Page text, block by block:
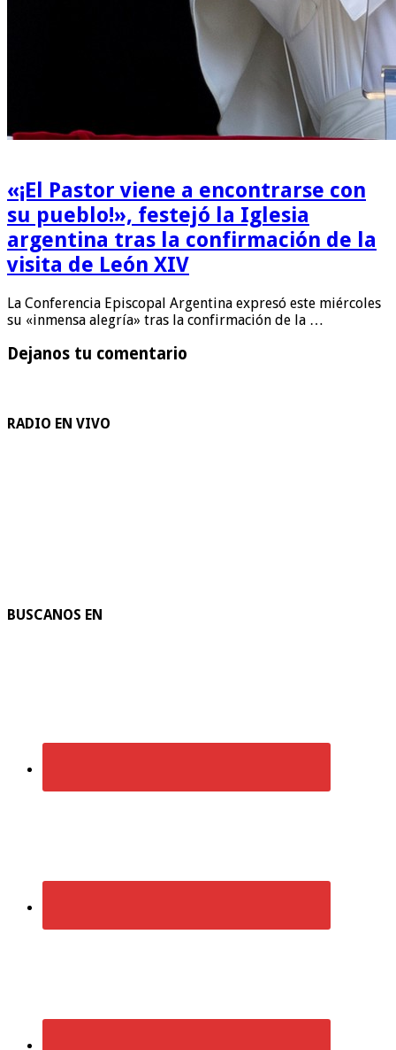
«¡El Pastor viene a encontrarse con
su pueblo!», festejó la Iglesia
argentina tras la confirmación de la
visita de León XIV
La Conferencia Episcopal Argentina expresó este miércoles
su «inmensa alegría» tras la confirmación de la …
Dejanos tu comentario
RADIO EN VIVO
BUSCANOS EN